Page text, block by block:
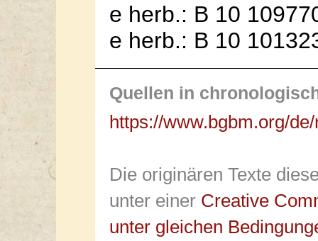
e herb.: B 10
e herb.: B 10
Quellen in
https://www.bgbm.org/
Die originären Texte
unter einer Creative
unter gleichen